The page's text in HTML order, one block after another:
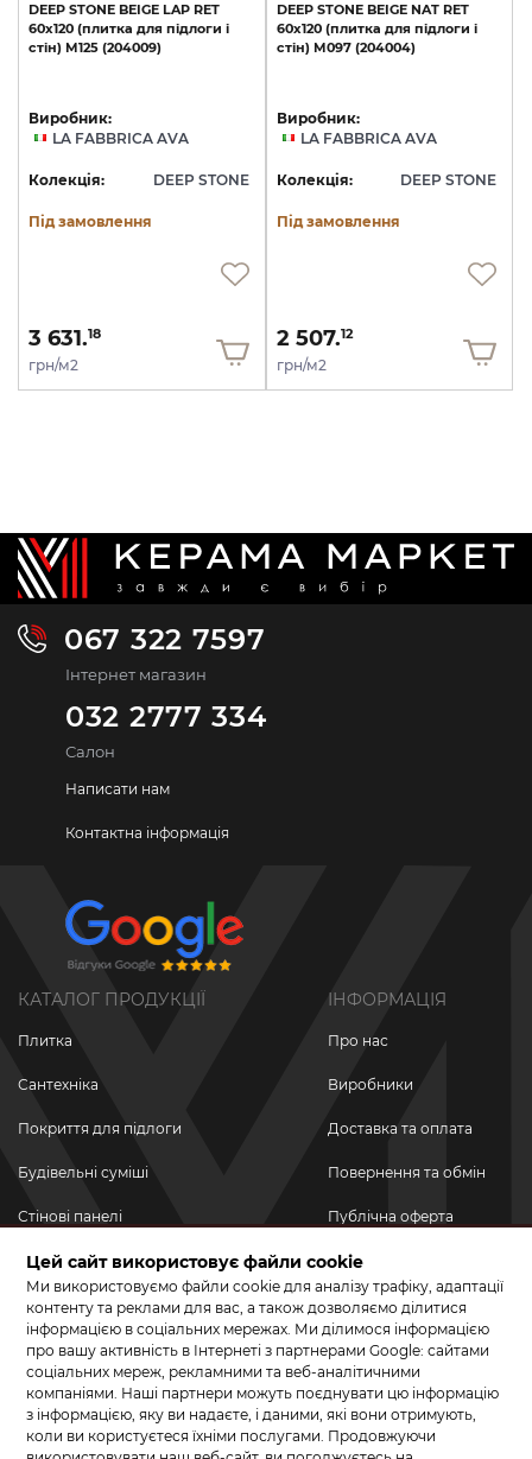
DEEP STONE BEIGE LAP RET
60х120 (плитка для підлоги і
стін) M125 (204009)
Виробник:
LA FABBRICA AVA
Колекція: DEEP STONE
Під замовлення
3 631.18
грн/м2
DEEP STONE BEIGE NAT RET
60х120 (плитка для підлоги і
стін) M097 (204004)
Виробник:
LA FABBRICA AVA
Колекція: DEEP STONE
Під замовлення
2 507.12
грн/м2
067 322 7597
Інтернет магазин
032 2777 334
Салон
Написати нам
Контактна інформація
КАТАЛОГ ПРОДУКЦІЇ
Плитка
Сантехніка
Покриття для підлоги
Будівельні суміші
Стінові панелі
Новинки
Акційні товари
Акції/Знижки
ІНФОРМАЦІЯ
Про нас
Виробники
Доставка та оплата
Повернення та обмін
Публічна оферта
Політика
конфіденційності
ПРИЄДНУЙТЕСЬ ДО НАС У СОЦМЕРЕЖАХ
Цей сайт використовує файли cookie
Ми використовуємо файли cookie для аналізу трафіку, адаптації
контенту та реклами для вас, а також дозволяємо ділитися
інформацією в соціальних мережах. Ми ділимося інформацією
про вашу активність в Інтернеті з партнерами Google: сайтами
соціальних мереж, рекламними та веб-аналітичними
компаніями. Наші партнери можуть поєднувати цю інформацію
з інформацією, яку ви надаєте, і даними, які вони отримують,
коли ви користуєтеся їхніми послугами. Продовжуючи